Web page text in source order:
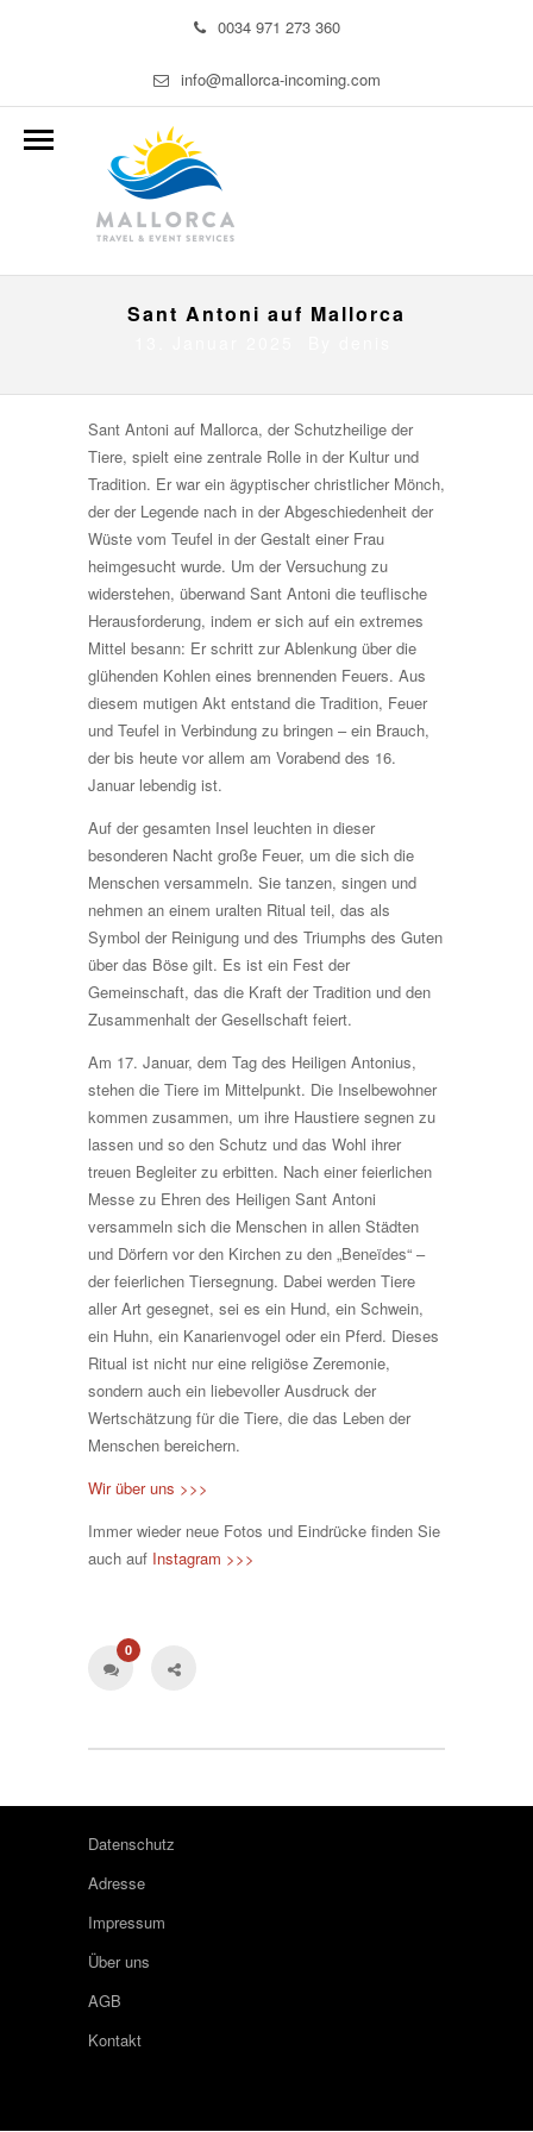
0034 971 273 360
info@mallorca-incoming.com
Sant Antoni auf Mallorca
Sant Antoni auf Mallorca, der Schutzheilige der
Tiere, spielt eine zentrale Rolle in der Kultur und
Tradition. Er war ein ägyptischer christlicher Mönch,
der der Legende nach in der Abgeschiedenheit der
Wüste vom Teufel in der Gestalt einer Frau
heimgesucht wurde. Um der Versuchung zu
widerstehen, überwand Sant Antoni die teuflische
Herausforderung, indem er sich auf ein extremes
Mittel besann: Er schritt zur Ablenkung über die
glühenden Kohlen eines brennenden Feuers. Aus
diesem mutigen Akt entstand die Tradition, Feuer
und Teufel in Verbindung zu bringen – ein Brauch,
der bis heute vor allem am Vorabend des 16.
Januar lebendig ist.
Auf der gesamten Insel leuchten in dieser
besonderen Nacht große Feuer, um die sich die
Menschen versammeln. Sie tanzen, singen und
nehmen an einem uralten Ritual teil, das als
Symbol der Reinigung und des Triumphs des Guten
über das Böse gilt. Es ist ein Fest der
Gemeinschaft, das die Kraft der Tradition und den
Zusammenhalt der Gesellschaft feiert.
Am 17. Januar, dem Tag des Heiligen Antonius,
stehen die Tiere im Mittelpunkt. Die Inselbewohner
kommen zusammen, um ihre Haustiere segnen zu
lassen und so den Schutz und das Wohl ihrer
treuen Begleiter zu erbitten. Nach einer feierlichen
Messe zu Ehren des Heiligen Sant Antoni
versammeln sich die Menschen in allen Städten
und Dörfern vor den Kirchen zu den „Beneïdes“ –
der feierlichen Tiersegnung. Dabei werden Tiere
aller Art gesegnet, sei es ein Hund, ein Schwein,
ein Huhn, ein Kanarienvogel oder ein Pferd. Dieses
Ritual ist nicht nur eine religiöse Zeremonie,
sondern auch ein liebevoller Ausdruck der
Wertschätzung für die Tiere, die das Leben der
Menschen bereichern.
Wir über uns >>>
Immer wieder neue Fotos und Eindrücke finden Sie
auch auf Instagram >>>
0
Datenschutz
Adresse
Impressum
Über uns
AGB
Kontakt